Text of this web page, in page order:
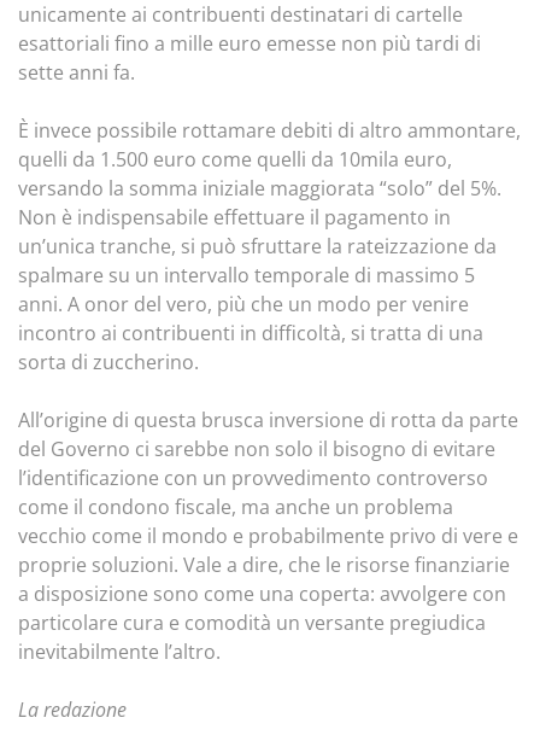
unicamente ai contribuenti destinatari di cartelle
esattoriali fino a mille euro emesse non più tardi di
sette anni fa.
È invece possibile rottamare debiti di altro ammontare,
quelli da 1.500 euro come quelli da 10mila euro,
versando la somma iniziale maggiorata “solo” del 5%.
Non è indispensabile effettuare il pagamento in
un’unica tranche, si può sfruttare la rateizzazione da
spalmare su un intervallo temporale di massimo 5
anni. A onor del vero, più che un modo per venire
incontro ai contribuenti in difficoltà, si tratta di una
sorta di zuccherino.
All’origine di questa brusca inversione di rotta da parte
del Governo ci sarebbe non solo il bisogno di evitare
l’identificazione con un provvedimento controverso
come il condono fiscale, ma anche un problema
vecchio come il mondo e probabilmente privo di vere e
proprie soluzioni. Vale a dire, che le risorse finanziarie
a disposizione sono come una coperta: avvolgere con
particolare cura e comodità un versante pregiudica
inevitabilmente l’altro.
La redazione